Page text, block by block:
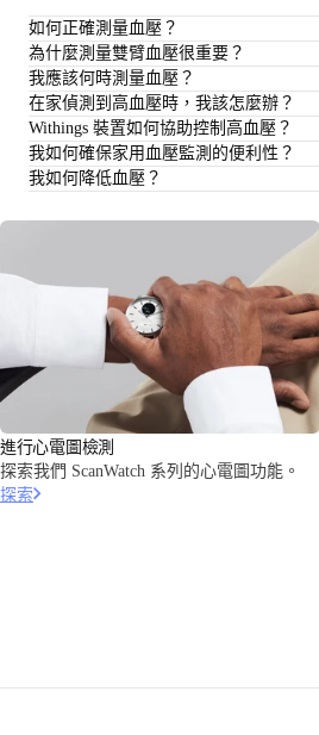
如何正確測量血壓？
為什麼測量雙臂血壓很重要？
我應該何時測量血壓？
在家偵測到高血壓時，我該怎麼辦？
Withings 裝置如何協助控制高血壓？
我如何確保家用血壓監測的便利性？
我如何降低血壓？
進行心電圖檢測
探索我們 ScanWatch 系列的心電圖功能。
探索